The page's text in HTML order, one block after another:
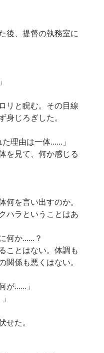
後、提督の執務室に
リと睨む。その目線
身じろぎした。
理由は一体……」
を見て、何か感じる
何を言い出すのか。
ハラということはあ
何か……？
ことはない。体調も
関係も悪くはない。
が……」
せた。